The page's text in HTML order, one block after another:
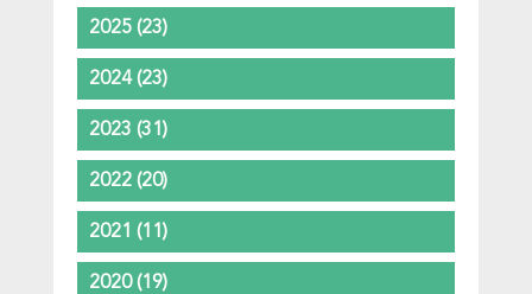
2025 (23)
2024(23)
2023 (31)
2022 (20)
2021 (11)
2020(19)